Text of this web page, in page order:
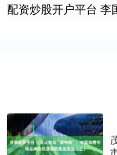
配资炒股开户平台 李